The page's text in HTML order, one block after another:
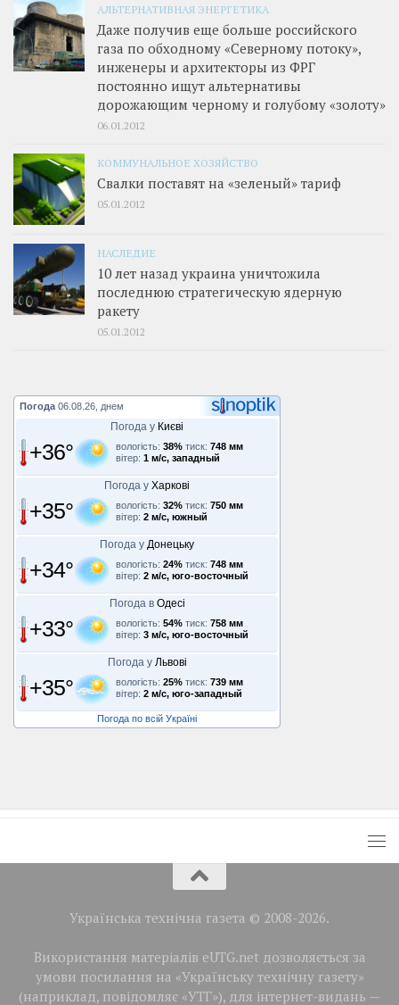
АЛЬТЕРНАТИВНАЯ ЭНЕРГЕТИКА
Даже получив еще больше российского
газа по обходному «Северному потоку»,
инженеры и архитекторы из ФРГ
постоянно ищут альтернативы
дорожающим черному и голубому «золоту»
06.01.2012
КОММУНАЛЬНОЕ ХОЗЯЙСТВО
Свалки поставят на «зеленый» тариф
05.01.2012
НАСЛЕДИЕ
10 лет назад украина уничтожила
последнюю стратегическую ядерную
ракету
05.01.2012
Погода 06.08.26, днем
Погода у Києві
+36° вологість: 38% тиск: 748 мм
вітер: 1 м/с, западный
Погода у Харкові
+35° вологість: 32% тиск: 750 мм
вітер: 2 м/с, южный
Погода у Донецьку
+34° вологість: 24% тиск: 748 мм
вітер: 2 м/с, юго-восточный
Погода в Одесі
+33° вологість: 54% тиск: 758 мм
вітер: 3 м/с, юго-восточный
Погода у Львові
+35° вологість: 25% тиск: 739 мм
вітер: 2 м/с, юго-западный
Погода по всій Україні
Українська технічна газета © 2008-2026.
Використання матеріалів eUTG.net дозволяється за
умови посилання на «Українську технічну газету»
(наприклад, повідомляє «УТГ»), для інтернет-видань —